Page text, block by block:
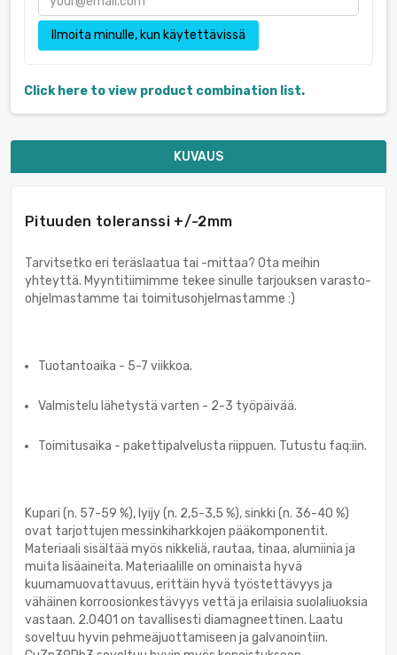
Ilmoita minulle, kun käytettävissä
Click here to view product combination list.
KUVAUS
Pituuden toleranssi +/-2mm
Tarvitsetko eri teräslaatua tai -mittaa? Ota meihin
yhteyttä. Myyntitiimimme tekee sinulle tarjouksen varasto-
ohjelmastamme tai toimitusohjelmastamme :)
Tuotantoaika - 5-7 viikkoa.
Valmistelu lähetystä varten - 2-3 työpäivää.
Toimitusaika - pakettipalvelusta riippuen. Tutustu faq:iin.
Kupari (n. 57-59 %), lyijy (n. 2,5-3,5 %), sinkki (n. 36-40 %)
ovat tarjottujen messinkiharkkojen pääkomponentit.
Materiaali sisältää myös nikkeliä, rautaa, tinaa, alumiinia ja
muita lisäaineita. Materiaalille on ominaista hyvä
kuumamuovattavuus, erittäin hyvä työstettävyys ja
vähäinen korroosionkestävyys vettä ja erilaisia suolaliuoksia
vastaan. 2.0401 on tavallisesti diamagneettinen. Laatu
soveltuu hyvin pehmeäjuottamiseen ja galvanointiin.